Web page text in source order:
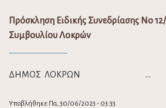
Πρόσκληση Ειδικής Συνεδρίασης Νο
Συμβουλίου Λοκρών
ΔΗΜΟΣ ΛΟΚΡΩΝ …
Υποβλήθηκε Πα, 30/06/2023 - 03:33